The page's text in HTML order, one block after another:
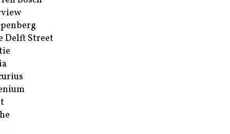
Delft Street